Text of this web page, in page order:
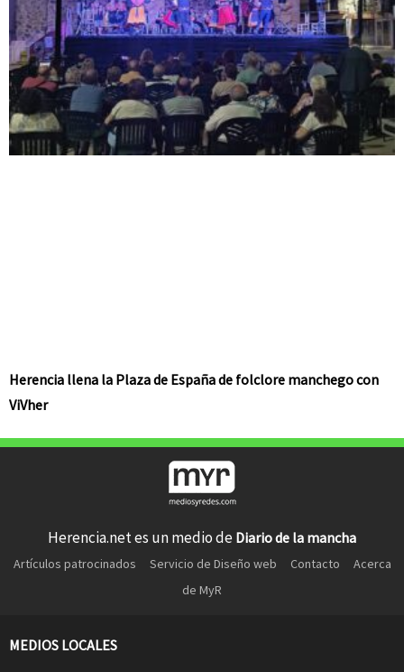
Herencia llena la Plaza de España de folclore manchego con
ViVher
Herencia.net es un medio de Diario de la mancha
Artículos patrocinados Servicio de Diseño web Contacto
Acerca
de MyR
MEDIOS LOCALES